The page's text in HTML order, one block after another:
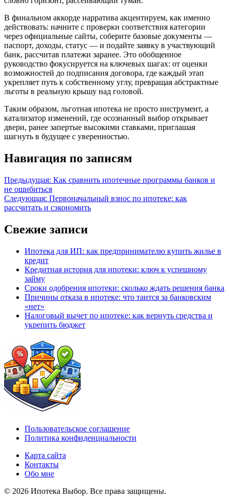
В финальном аккорде нарратива акцентируем, как именно
действовать: начните с проверки соответствия категории
через официальные сайты, соберите базовые документы —
паспорт, доходы, статус — и подайте заявку в участвующий
банк, рассчитав платежи заранее. Это обобщенное
руководство фокусируется на ключевых шагах: от оценки
возможностей до подписания договора, где каждый этап
укрепляет путь к собственному углу, превращая абстрактные
льготы в реальную крышу над головой.
Таким образом, льготная ипотека не просто инструмент, а
катализатор изменений, где осознанный выбор открывает
двери, ранее запертые высокими ставками, приглашая
шагнуть в будущее с уверенностью.
Навигация по записям
Предыдущая: Как сравнить ипотечные программы банков и
не ошибиться
Следующая: Первоначальный взнос по ипотеке: как
рассчитать и сэкономить
Свежие записи
Ипотека для ИП: как предпринимателю купить жилье в
кредит
Кредитная история для ипотеки: ключ к успешному
займу
Сроки одобрения ипотеки: сколько ждать решения банка
Причины отказа в ипотеке: что таится за банковским
«нет»
Налоговый вычет по ипотеке: как вернуть средства и
укрепить бюджет
Пользовательское соглашение
Политика конфиденциальности
Карта сайта
Контакты
Обо мне
© 2026 Ипотека Выбор. Все права защищены.